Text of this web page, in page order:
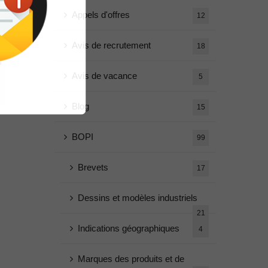
Appels d'offres 12
Avis de recrutement 18
Avis de vacance 5
Blog 15
BOPI 99
Brevets 17
Dessins et modèles industriels
21
Indications géographiques 4
Marques des produits et de